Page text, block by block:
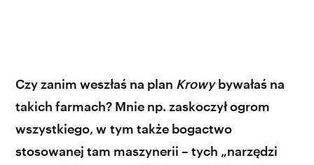
Czy zanim weszłaś na plan Krowybywałaś na
takich farmach? Mnie np. zaskoczył ogrom
wszystkiego, w tym także bogactwo
stosowanej tam maszynerii – tych „narzędzi